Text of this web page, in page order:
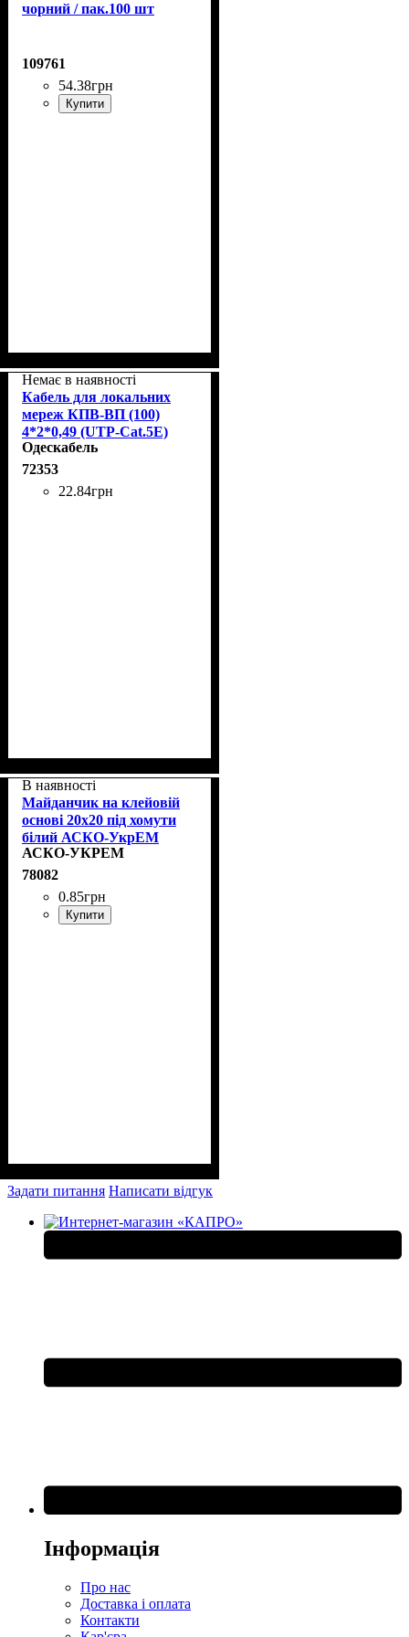
чорний / пак.100 шт
109761
54.38грн
Купити
Немає в наявності
Кабель для локальних
мереж КПВ-ВП (100)
4*2*0,49 (UTP-Cat.5E)
Одескабель
72353
22.84грн
В наявності
Майданчик на клейовій
основі 20х20 під хомути
білий АСКО-УкрЕМ
A0150090015
АСКО-УКРЕМ
78082
0.85грн
Купити
Задати питання Написати відгук
Інформація
Про нас
Доставка і оплата
Контакти